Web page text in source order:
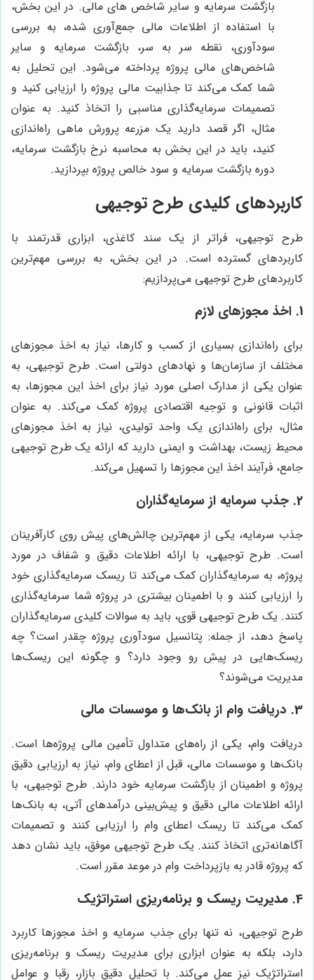
بازگشت سرمایه و سایر شاخص های مالی. در این بخش،
با استفاده از اطلاعات مالی جمع‌آوری شده، به بررسی
سودآوری، نقطه سر به سر، بازگشت سرمایه و سایر
شاخص‌های مالی پروژه پرداخته می‌شود. این تحلیل به
شما کمک می‌کند تا جذابیت مالی پروژه را ارزیابی کنید و
تصمیمات سرمایه‌گذاری مناسبی را اتخاذ کنید. به عنوان
مثال، اگر قصد دارید یک مزرعه پرورش ماهی راه‌اندازی
کنید، باید در این بخش به محاسبه نرخ بازگشت سرمایه،
دوره بازگشت سرمایه و سود خالص پروژه بپردازید.
کاربردهای کلیدی طرح توجیهی
طرح توجیهی، فراتر از یک سند کاغذی، ابزاری قدرتمند با
کاربردهای گسترده است. در این بخش، به بررسی مهم‌ترین
کاربردهای طرح توجیهی می‌پردازیم:
1. اخذ مجوزهای لازم
برای راه‌اندازی بسیاری از کسب و کارها، نیاز به اخذ مجوزهای
مختلف از سازمان‌ها و نهادهای دولتی است. طرح توجیهی، به
عنوان یکی از مدارک اصلی مورد نیاز برای اخذ این مجوزها، به
اثبات قانونی و توجیه اقتصادی پروژه کمک می‌کند. به عنوان
مثال، برای راه‌اندازی یک واحد تولیدی، نیاز به اخذ مجوزهای
محیط زیست، بهداشت و ایمنی دارید که ارائه یک طرح توجیهی
جامع، فرآیند اخذ این مجوزها را تسهیل می‌کند.
2. جذب سرمایه از سرمایه‌گذاران
جذب سرمایه، یکی از مهم‌ترین چالش‌های پیش روی کارآفرینان
است. طرح توجیهی، با ارائه اطلاعات دقیق و شفاف در مورد
پروژه، به سرمایه‌گذاران کمک می‌کند تا ریسک سرمایه‌گذاری خود
را ارزیابی کنند و با اطمینان بیشتری در پروژه شما سرمایه‌گذاری
کنند. یک طرح توجیهی قوی، باید به سوالات کلیدی سرمایه‌گذاران
پاسخ دهد، از جمله: پتانسیل سودآوری پروژه چقدر است؟ چه
ریسک‌هایی در پیش رو وجود دارد؟ و چگونه این ریسک‌ها
مدیریت می‌شوند؟
3. دریافت وام از بانک‌ها و موسسات مالی
دریافت وام، یکی از راه‌های متداول تأمین مالی پروژه‌ها است.
بانک‌ها و موسسات مالی، قبل از اعطای وام، نیاز به ارزیابی دقیق
پروژه و اطمینان از بازگشت سرمایه خود دارند. طرح توجیهی، با
ارائه اطلاعات مالی دقیق و پیش‌بینی درآمدهای آتی، به بانک‌ها
کمک می‌کند تا ریسک اعطای وام را ارزیابی کنند و تصمیمات
آگاهانه‌تری اتخاذ کنند. یک طرح توجیهی موفق، باید نشان دهد
که پروژه قادر به بازپرداخت وام در موعد مقرر است.
4. مدیریت ریسک و برنامه‌ریزی استراتژیک
طرح توجیهی، نه تنها برای جذب سرمایه و اخذ مجوزها کاربرد
دارد، بلکه به عنوان ابزاری برای مدیریت ریسک و برنامه‌ریزی
استراتژیک نیز عمل می‌کند. با تحلیل دقیق بازار، رقبا و عوامل